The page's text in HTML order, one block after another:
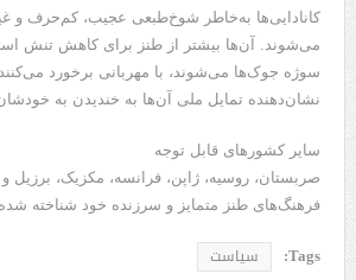
کانادایی‌ها به‌خاطر شوخ‌طبعی عجیب، کم‌حرف و
می‌شوند. آن‌ها بیشتر از طنز برای کاهش تنش
سوژه جوک‌ها می‌شوند، با مهربانی برخورد می‌کنند
نشان‌دهنده تمایل ملی آن‌ها به خندیدن به
سایر کشورهای قابل توجه
صربستان، روسیه، ژاپن، فرانسه، مکزیک، برزیل و
فرهنگ‌های طنز متمایز و سرزنده خود شناخته
Tags: سیاست